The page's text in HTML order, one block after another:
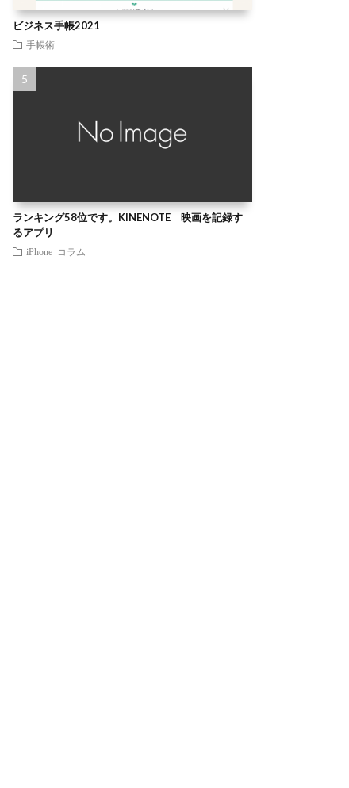
ビジネス手帳2021
手帳術
ランキング58位です。KINENOTE 映画を記録す
るアプリ
iPhone コラム